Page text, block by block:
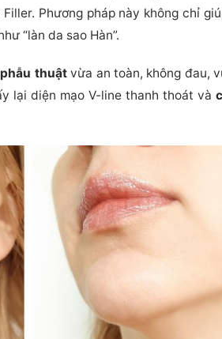
Phương pháp này không chỉ
“làn da sao Hàn”.
thuậtvừa an toàn, không đau,
lại diện mạo V-line thanh thoát và